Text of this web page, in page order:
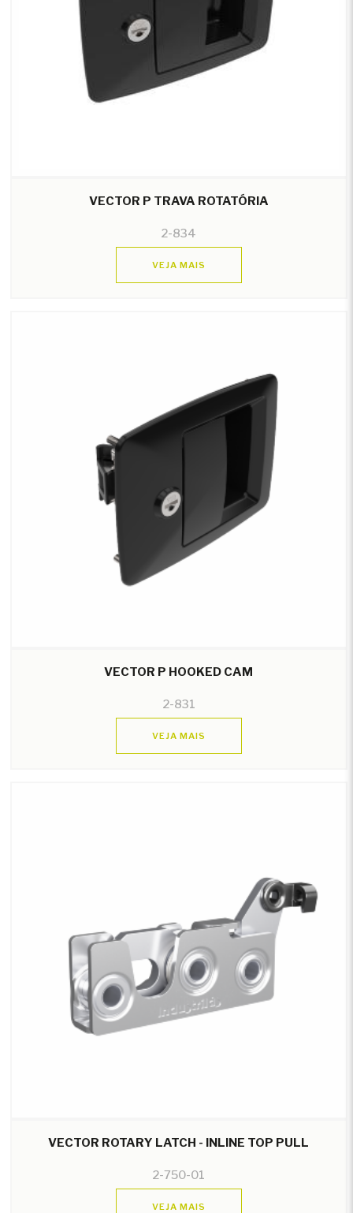
VECTOR P TRAVA ROTATÓRIA
2-834
VEJA MAIS
VECTOR P HOOKED CAM
2-831
VEJA MAIS
VECTOR ROTARY LATCH - INLINE TOP PULL
2-750-01
VEJA MAIS